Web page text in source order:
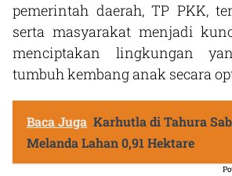
pemerintah daerah, TP PKK,
serta masyarakat menjadi
menciptakan lingkungan
tumbuh kembang anak secara
Baca Juga Karhutla di Tahura
Melanda Lahan 0,91 Hektare